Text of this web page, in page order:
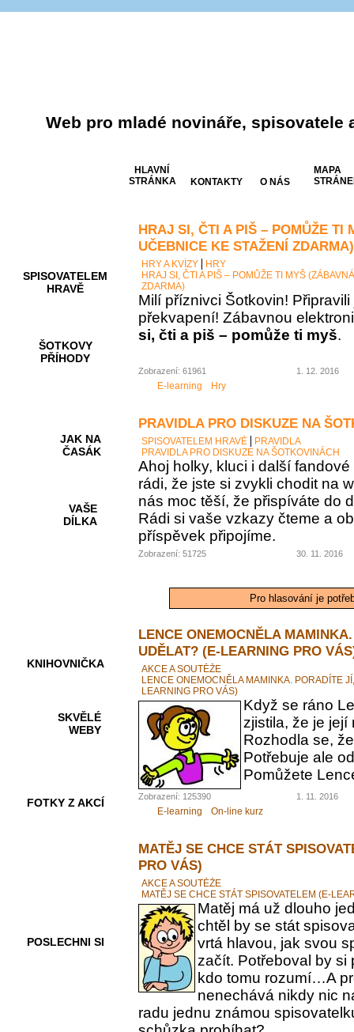
Web pro mladé novináře, spisovatele
HLAVNÍ
STRÁNKA
KONTAKTY O NÁS
MAPA
SPISOVATELEM
HRAVĚ
ŠOTKOVY
PŘÍHODY
JAK NA
ČASÁK
VAŠE
DÍLKA
KNIHOVNIČKA
SKVĚLÉ
WEBY
FOTKY Z AKCÍ
POSLECHNI SI
HRAJ SI, ČTI A PIŠ – POMŮŽE TI
UČEBNICE KE STAŽENÍ ZDARMA)
HRY A KVÍZY
HRY
HRAJ SI, ČTI A PIŠ – POMŮŽE TI MYŠ
ZDARMA)
Milí příznivci Šotkovin!
překvapení! Zábavnou
si, čti a piš – pomůže ti myš.
Zobrazení: 61961 1. 12. 2016
E-learning Hry
PRAVIDLA PRO DISKUZE NA
SPISOVATELEM HRAVĚ
PRAVIDLA
PRAVIDLA PRO DISKUZE NA ŠOTKOVINÁCH
Ahoj holky, kluci i další
rádi, že jste si zvykli chodit na
nás moc těší, že přispíváte do
Rádi si vaše vzkazy čteme a
příspěvek připojíme.
Zobrazení: 51725 30. 11. 2016
Pro hlasování je
LENCE ONEMOCNĚLA
UDĚLAT? (E-LEARNING PRO
AKCE A SOUTĚŽE
LENCE ONEMOCNĚLA MAMINKA. PORADÍTE
LEARNING PRO VÁS)
Když se ráno
zjistila, že je její
Rozhodla se,
Potřebuje ale
Pomůžete
Zobrazení: 125390 1. 11. 2016
E-learning On-line kurz
MATĚJ SE CHCE STÁT
PRO VÁS)
AKCE A SOUTĚŽE
MATĚJ SE CHCE STÁT SPISOVATELEM (E-
Matěj má už dlouho
chtěl by se stát
vrtá hlavou, jak svou
začít. Potřeboval by si
kdo tomu rozumí…A
nenechává nikdy nic
radu jednu známou